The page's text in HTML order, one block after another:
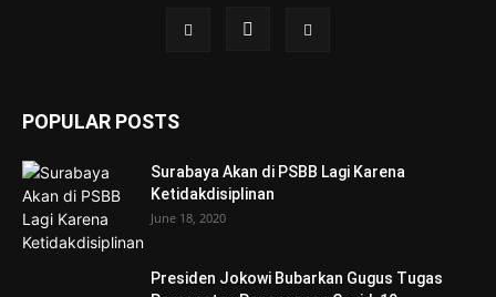
POPULAR POSTS
Surabaya Akan di PSBB Lagi Karena
Ketidakdisiplinan
June 18, 2020
Presiden Jokowi Bubarkan Gugus Tugas